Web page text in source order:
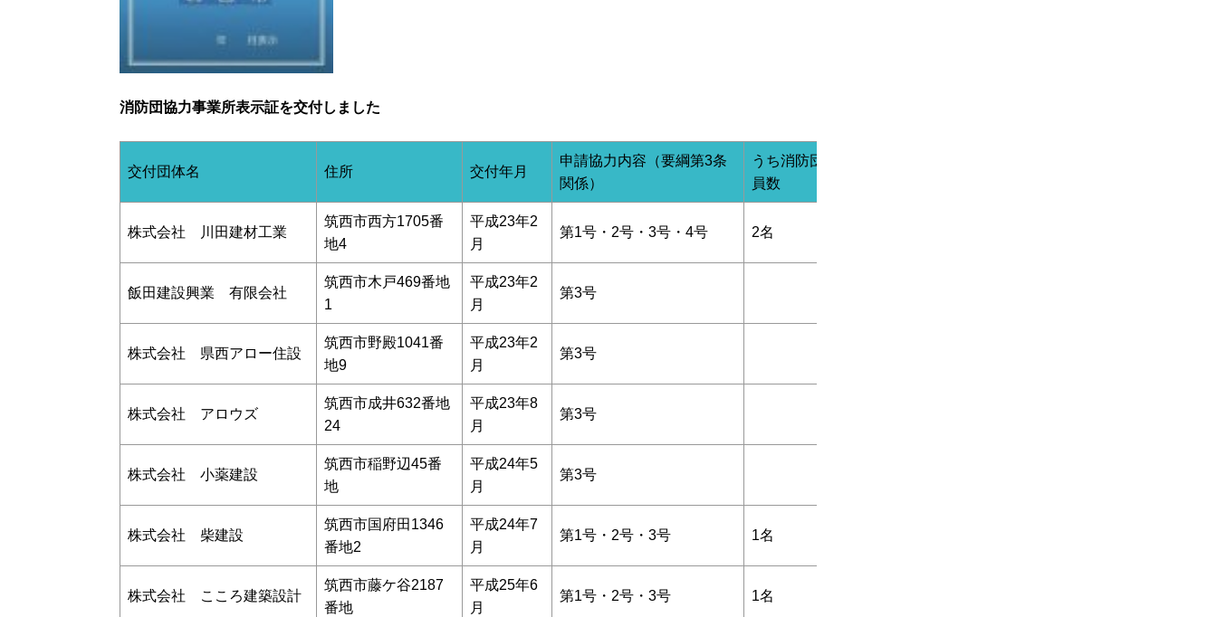
消防団協力事業所表示証を交付しました
交付団体名 住所 交付年月
申請協力内容（要綱第3条
関係）
うち消防団
員数
株式会社 川田建材工業
筑西市西方1705番
地4
平成23年2
月
第1号・2号・3号・4号 2名
飯田建設興業 有限会社
筑西市木戸469番地
1
平成23年2
月
第3号
株式会社 県西アロー住設
筑西市野殿1041番
地9
平成23年2
月
第3号
株式会社 アロウズ
筑西市成井632番地
24
平成23年8
月
第3号
株式会社 小薬建設
筑西市稲野辺45番
地
平成24年5
月
第3号
株式会社 柴建設
筑西市国府田1346
番地2
平成24年7
月
第1号・2号・3号 1名
株式会社 こころ建築設計
筑西市藤ケ谷2187
番地
平成25年6
月
第1号・2号・3号 1名